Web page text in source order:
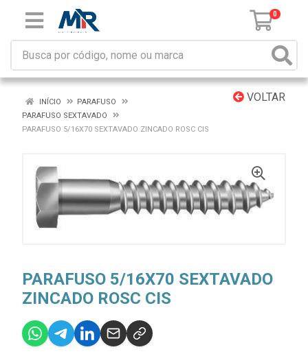
0
VOLTAR
INÍCIO
PARAFUSO
PARAFUSO SEXTAVADO
PARAFUSO 5/16X70 SEXTAVADO ZINCADO ROSC CIS
PARAFUSO 5/16X70 SEXTAVADO
ZINCADO ROSC CIS